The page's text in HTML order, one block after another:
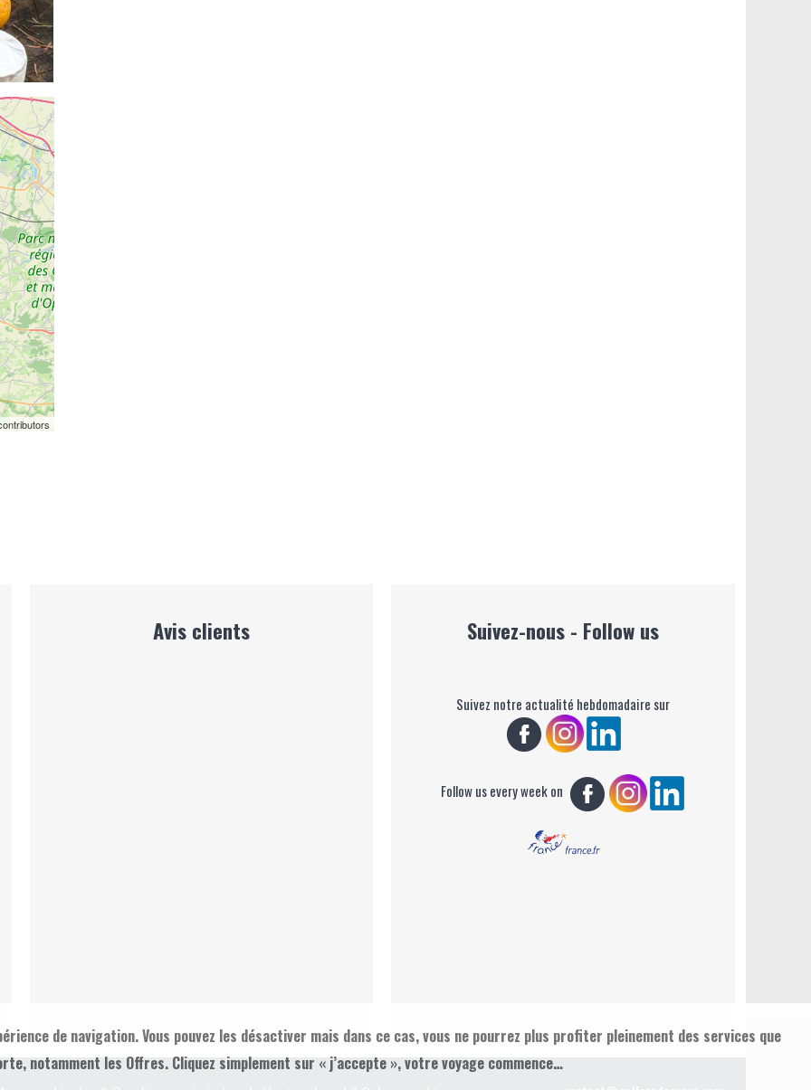
Avis clients Suivez-nous - Follow us
Suivez notre actualité hebdomadaire sur
Follow us every week on
de navigation. Vous pouvez les désactiver mais dans ce cas, vous ne pourrez plus profiter pleinement des services que
notamment les Offres. Cliquez simplement sur « j’accepte », votre voyage commence…